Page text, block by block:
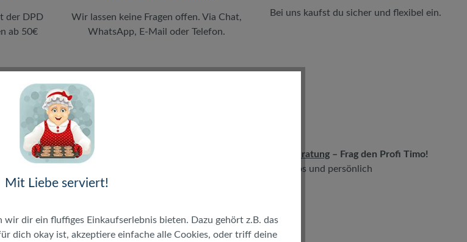
der DPD
ab 50€
Wir lassen keine Fragen offen. Via Chat,
WhatsApp, E-Mail oder Telefon.
Bei uns kaufst du sicher und flexibel ein.
LIVE-Beratung – Frag den Profi Timo!
kostenlos und persönlich
Mit Liebe serviert!
dir ein fluffiges Einkaufserlebnis bieten. Dazu gehört z.B. das
dich okay ist, akzeptiere einfache alle Cookies, oder triff deine